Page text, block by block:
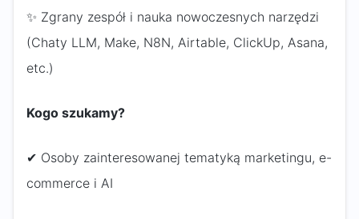
✨ Zgrany zespół i nauka nowoczesnych narzędzi
(Chaty LLM, Make, N8N, Airtable, ClickUp, Asana,
etc.)
Kogo szukamy?
✔ Osoby zainteresowanej tematyką marketingu, e-
commerce i AI